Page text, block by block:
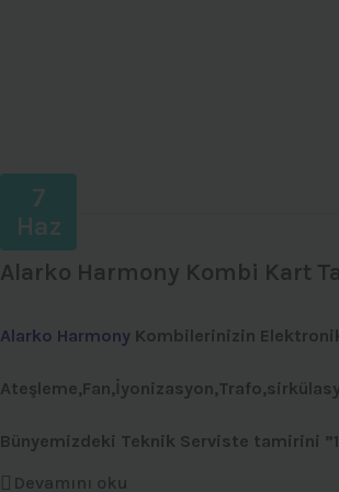
7
Haz
Alarko Harmony Kombi Kart
Alarko Harmony Kombilerinizin
Bünyemizdeki Teknik Serviste tamirini
Devamını oku